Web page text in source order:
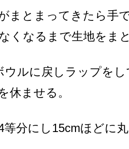
まとまってきたら手
くなるまで生地をま
ウルに戻しラップを
休ませる。
等分にし15cmほどに